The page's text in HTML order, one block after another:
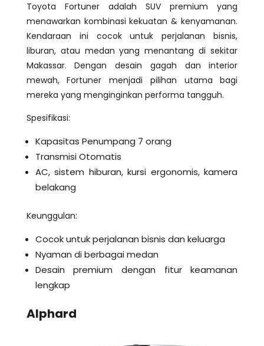
Toyota Fortuner adalah SUV premium yang
menawarkan kombinasi kekuatan & kenyamanan.
Kendaraan ini cocok untuk perjalanan bisnis,
liburan, atau medan yang menantang di sekitar
Makassar. Dengan desain gagah dan interior
mewah, Fortuner menjadi pilihan utama bagi
mereka yang menginginkan performa tangguh.
Spesifikasi:
Kapasitas Penumpang 7 orang
Transmisi Otomatis
AC, sistem hiburan, kursi ergonomis, kamera
belakang
Keunggulan:
Cocok untuk perjalanan bisnis dan keluarga
Nyaman di berbagai medan
Desain premium dengan fitur keamanan
lengkap
Alphard